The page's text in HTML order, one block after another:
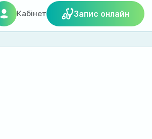
Кабінет Запис онлайн